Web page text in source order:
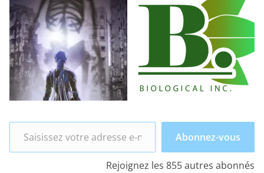
Saisissez votre adresse e-mail…
Abonnez-vous
Rejoignez les 855 autres abonnés